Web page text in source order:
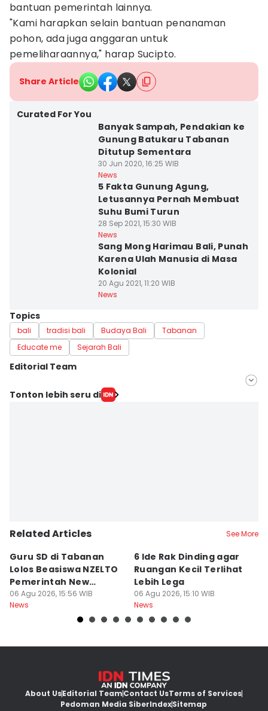
bantuan pemerintah lainnya.
"Kami harapkan selain bantuan penanaman
pohon, ada juga anggaran untuk
pemeliharaannya," harap Sucipto.
Share Article
Curated For You
Banyak Sampah, Pendakian ke
Gunung Batukaru Tabanan
Ditutup Sementara
30 Jun 2020, 16:25 WIB
News
5 Fakta Gunung Agung,
Letusannya Pernah Membuat
Suhu Bumi Turun
28 Sep 2021, 15:30 WIB
News
Sang Mong Harimau Bali, Punah
Karena Ulah Manusia di Masa
Kolonial
20 Agu 2021, 11:20 WIB
News
Topics
bali tradisi bali Budaya Bali
Tabanan
Educate me
Sejarah Bali
Editorial Team
Editor
Tonton lebih seru di
Related Articles See More
Guru SD di Tabanan
Lolos Beasiswa NZELTO
Pemerintah New
Zealand
06 Agu 2026, 15:56 WIB
News
6 Ide Rak Dinding agar
Ruangan Kecil Terlihat
Lebih Lega
06 Agu 2026, 15:10 WIB
News
About UsEditorial TeamContact UsTerms of Services
Pedoman Media SiberIndexSitemap